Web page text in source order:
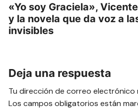
«Yo soy Graciela»,
y la novela que da voz a
invisibles
Deja una respuesta
Tu dirección de correo electrónico
Los campos obligatorios están